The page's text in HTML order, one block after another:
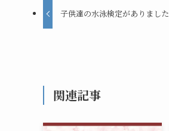
子供達の水泳検定がありました
関連記事